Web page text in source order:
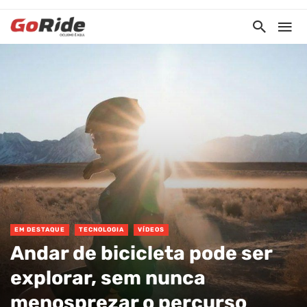
EM DESTAQUE TECNOLOGIA VÍDEOS
Andar de bicicleta pode ser
explorar, sem nunca
menosprezar o percurso